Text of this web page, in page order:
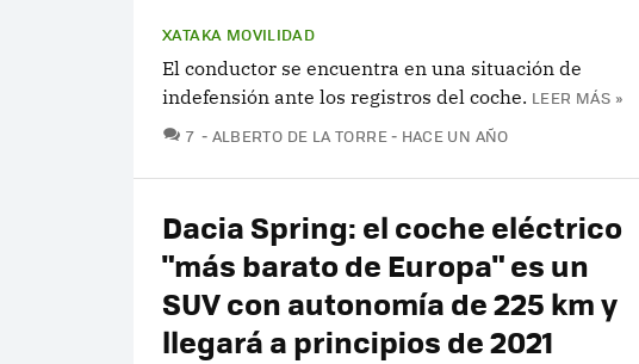
XATAKA MOVILIDAD
El conductor se encuentra en una situación de
indefensión ante los registros del coche. LEER MÁS »
7 COMENTARIOS
ALBERTO DE LA TORRE HACE UN AÑO
Dacia Spring: el coche eléctrico
"más barato de Europa" es un
SUV con autonomía de 225 km y
llegará a principios de 2021